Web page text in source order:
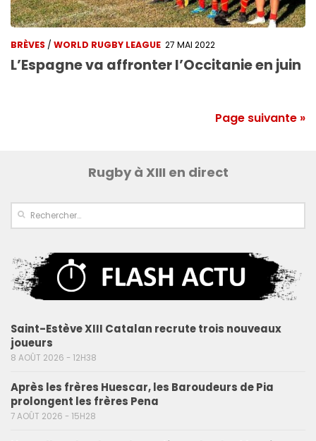
BRÈVES / WORLD RUGBY LEAGUE 27 MAI 2022
L’Espagne va affronter l’Occitanie en juin
Page suivante »
Rugby à XIII en direct
Saint-Estève XIII Catalan recrute trois nouveaux
joueurs
8 AOÛT 2026 - 12H38
Après les frères Huescar, les Baroudeurs de Pia
prolongent les frères Pena
7 AOÛT 2026 - 15H28